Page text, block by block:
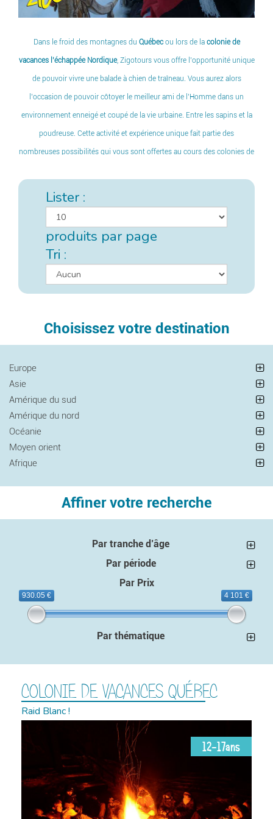
Dans le froid des montagnes du Québecou lors de la colonie de
vacances l’échappée Nordique, Zigotours vous offre l’opportunité unique
de pouvoir vivre une balade à chien de traîneau. Vous aurez alors
l’occasion de pouvoir côtoyer le meilleur ami de l’Homme dans un
environnement enneigé et coupé de la vie urbaine. Entre les sapins et la
poudreuse. Cette activité et expérience unique fait partie des
nombreuses possibilités qui vous sont offertes au cours des colonies de
Lister :
produits par page
Tri :
Choisissez votre destination
Europe
Asie
Amérique du sud
Amérique du nord
Océanie
Moyen orient
Afrique
Affiner votre recherche
Par tranche d’âge
Par période
Par Prix
930.05 € 4 101 €
Par thématique
COLONIE DE VACANCES QUÉBEC
Raid Blanc !
12-17ans